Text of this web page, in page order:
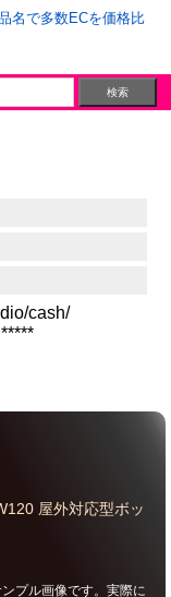
名で多数ECを価格比
cash/
屋外対応型ボッ
プル画像です。実際に